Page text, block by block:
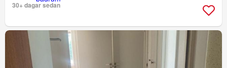
30+ dagar sedan